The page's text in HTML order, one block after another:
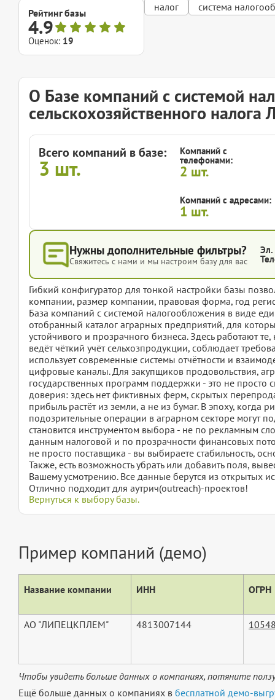
Рейтинг базы
4.9
Оценок: 19
налог система
О Базе компаний с системой
сельскохозяйственного налога
Всего компаний в базе:
3 шт.
Компаний с
телефонами:
2 шт.
Компаний с адресами:
1 шт.
Нужны дополнительные фильтры?
Свяжитесь с нами и мы настроим базу для вас
Эл.
Гибкий конфигуратор для тонкой настройки базы
компании, размер компании, правовая форма, год
База компаний с системой налогообложения в виде
отобранный каталог аграрных предприятий, для
устойчивого и прозрачного бизнеса. Здесь работают
ведёт чёткий учёт сельхозпродукции, соблюдает
использует современные системы отчётности и
цифровые каналы. Для закупщиков продовольствия,
государственных программ поддержки - это не
доверия: здесь нет фиктивных ферм, скрытых
прибыль растёт из земли, а не из бумаг. В эпоху, когда
подозрительные операции в аграрном секторе могут
становится инструментом выбора - не по рекламным
данным налоговой и по прозрачности финансовых
не просто поставщика - вы выбираете стабильность,
Также, есть возможность убрать или добавить поля,
Вашему усмотрению. Все данные берутся из открытых
Отлично подходит для аутрич(outreach)-проектов!
Вернуться к выбору базы.
Пример компаний (демо)
Название компании ИНН ОГРН
АО "ЛИПЕЦКПЛЕМ" 4813007144
Чтобы увидеть больше данных о компаниях, потяните
Ещё больше данных о компаниях в бесплатной демо-